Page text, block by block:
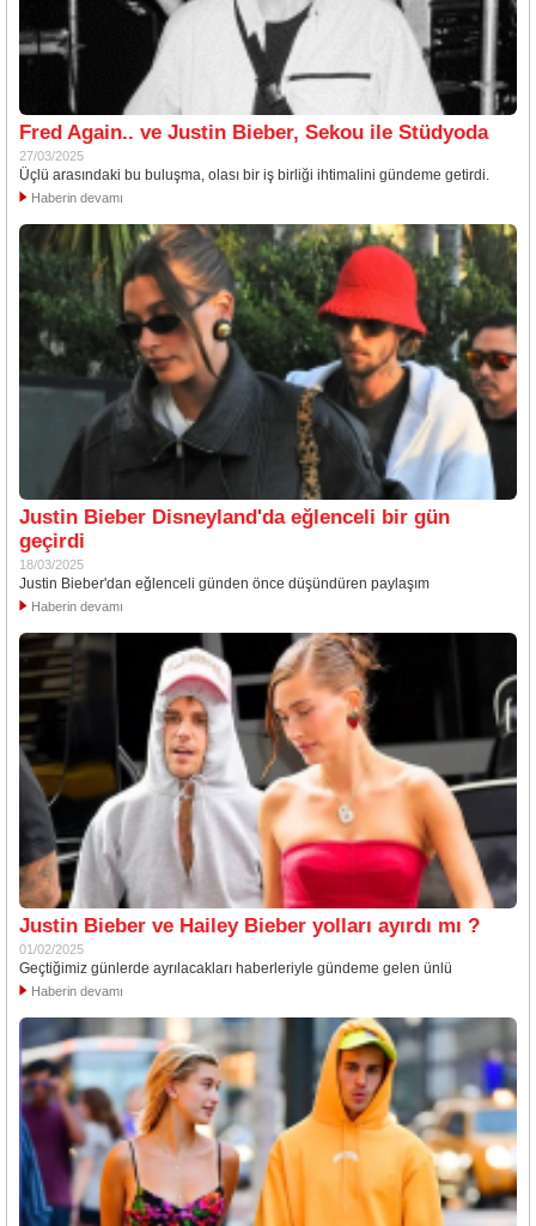
Fred Again.. ve Justin Bieber, Sekou ile Stüdyoda
27/03/2025
Üçlü arasındaki bu buluşma, olası bir iş birliği ihtimalini gündeme getirdi.
Haberin devamı
Justin Bieber Disneyland'da eğlenceli bir gün
geçirdi
18/03/2025
Justin Bieber'dan eğlenceli günden önce düşündüren paylaşım
Haberin devamı
Justin Bieber ve Hailey Bieber yolları ayırdı mı ?
01/02/2025
Geçtiğimiz günlerde ayrılacakları haberleriyle gündeme gelen ünlü
Haberin devamı